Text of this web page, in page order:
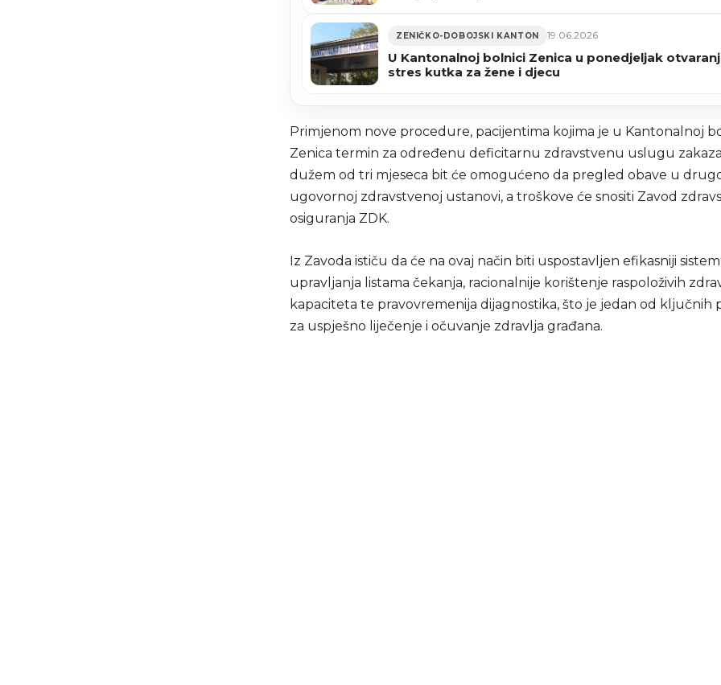
ZENIČKO-DOBOJSKI KANTON 19.06.2026
U Kantonalnoj bolnici Zenica u ponedjeljak
stres kutka za žene i djecu
Primjenom nove procedure, pacijentima kojima je u Kantonalnoj
Zenica termin za određenu deficitarnu zdravstvenu uslugu
dužem od tri mjeseca bit će omogućeno da pregled obave u
ugovornoj zdravstvenoj ustanovi, a troškove će snositi Zavod
osiguranja ZDK.
Iz Zavoda ističu da će na ovaj način biti uspostavljen efikasniji sistem
upravljanja listama čekanja, racionalnije korištenje raspoloživih
kapaciteta te pravovremenija dijagnostika, što je jedan od ključnih
za uspješno liječenje i očuvanje zdravlja građana.